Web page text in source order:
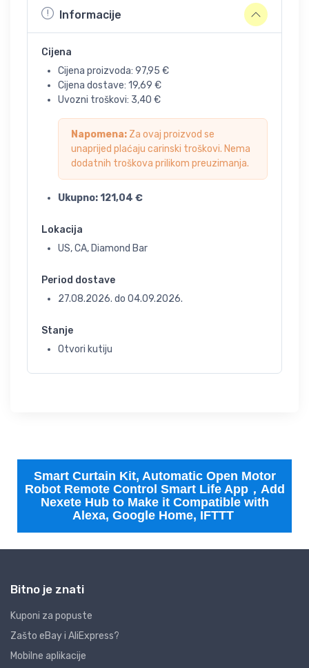
Informacije
Cijena
Cijena proizvoda: 97,95 €
Cijena dostave: 19,69 €
Uvozni troškovi: 3,40 €
Napomena: Za ovaj proizvod se
unaprijed plaćaju carinski troškovi. Nema
dodatnih troškova prilikom preuzimanja.
Ukupno:121,04 €
Lokacija
US, CA, Diamond Bar
Period dostave
27.08.2026. do 04.09.2026.
Stanje
Otvori kutiju
Bitno je znati
Kuponi za popuste
Zašto eBay i AliExpress?
Mobilne aplikacije